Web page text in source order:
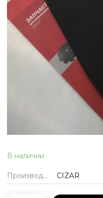
В наличии
ПроизводительCIZAR